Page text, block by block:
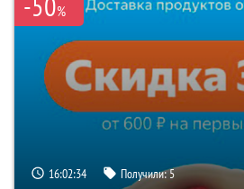
%
16:02:33 Получили:5